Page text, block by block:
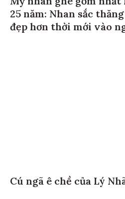
25 năm: Nhan sắc
đẹp hơn thời mới vào
Cú ngã ê chề của Lý